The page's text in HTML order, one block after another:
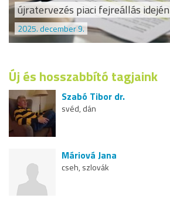
újratervezés piaci fejreállás idején
2025. december 9.
Új és hosszabbító tagjaink
Szabó Tibor dr.
svéd, dán
Máriová Jana
cseh, szlovák